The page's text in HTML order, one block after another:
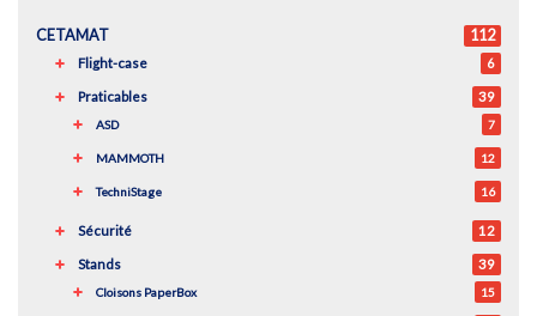
CETAMAT 112
Flight-case 6
Praticables 39
ASD 7
MAMMOTH 12
TechniStage 16
Sécurité 12
Stands 39
Cloisons PaperBox 15